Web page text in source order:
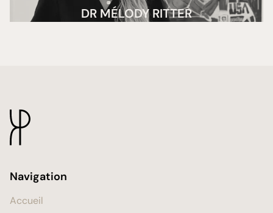
DR MÉLODY RITTER
Navigation
Accueil